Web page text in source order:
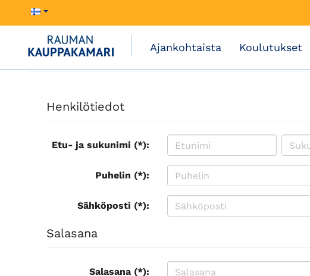
Ajankohtaista Koulutukset
Henkilötiedot
Etu- ja sukunimi (*):
Puhelin (*):
Sähköposti (*):
Salasana
Salasana (*):